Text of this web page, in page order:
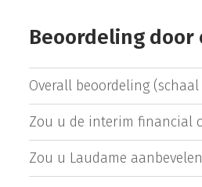
Beoordeling door
Overall beoordeling (schaal
Zou u de interim financial
Zou u Laudame